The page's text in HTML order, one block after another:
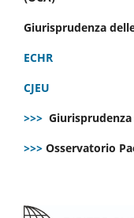
Giurisprudenza
ECHR
CJEU
>>>
>>> Osservatorio